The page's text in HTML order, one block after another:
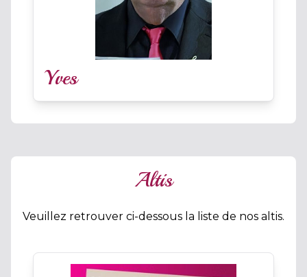
Yves
Altis
Veuillez retrouver ci-dessous la liste de nos altis.